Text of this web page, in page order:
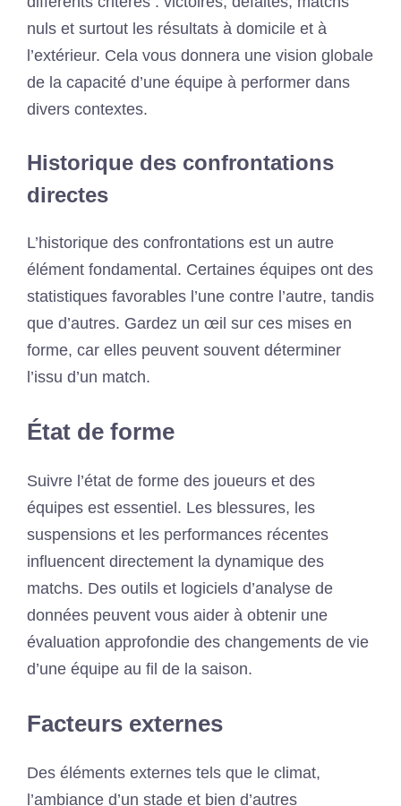
nuls et surtout les résultats à domicile et à
l’extérieur. Cela vous donnera une vision globale
de la capacité d’une équipe à performer dans
divers contextes.
Historique des confrontations
directes
L’historique des confrontations est un autre
élément fondamental. Certaines équipes ont des
statistiques favorables l’une contre l’autre, tandis
que d’autres. Gardez un œil sur ces mises en
forme, car elles peuvent souvent déterminer
l’issu d’un match.
État de forme
Suivre l’état de forme des joueurs et des
équipes est essentiel. Les blessures, les
suspensions et les performances récentes
influencent directement la dynamique des
matchs. Des outils et logiciels d’analyse de
données peuvent vous aider à obtenir une
évaluation approfondie des changements de vie
d’une équipe au fil de la saison.
Facteurs externes
Des éléments externes tels que le climat,
l’ambiance d’un stade et bien d’autres